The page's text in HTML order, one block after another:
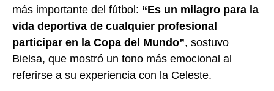
más importante del fútbol: “Es un milagro para la
vida deportiva de cualquier profesional
participar en la Copa del Mundo”, sostuvo
Bielsa, que mostró un tono más emocional al
referirse a su experiencia con la Celeste.